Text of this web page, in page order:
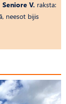
Seniore V. raksta:
neesot bijis